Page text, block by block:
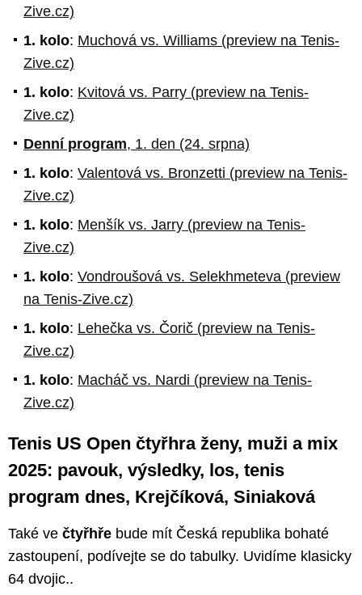
Zive.cz)
1. kolo: Muchová vs. Williams (preview na Tenis-
Zive.cz)
1. kolo: Kvitová vs. Parry (preview na Tenis-
Zive.cz)
Denní program, 1. den (24. srpna)
1. kolo: Valentová vs. Bronzetti (preview na Tenis-
Zive.cz)
1. kolo: Menšík vs. Jarry (preview na Tenis-
Zive.cz)
1. kolo: Vondroušová vs. Selekhmeteva (preview
na Tenis-Zive.cz)
1. kolo: Lehečka vs. Čorič (preview na Tenis-
Zive.cz)
1. kolo: Macháč vs. Nardi (preview na Tenis-
Zive.cz)
Tenis US Open čtyřhra ženy, muži a mix
2025: pavouk, výsledky, los, tenis
program dnes, Krejčíková, Siniaková
Také ve čtyřhře bude mít Česká republika bohaté
zastoupení, podívejte se do tabulky. Uvidíme klasicky
64 dvojic..